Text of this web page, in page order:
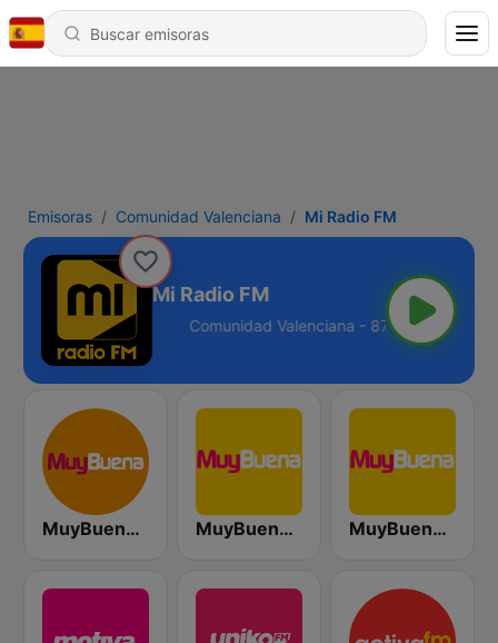
Emisoras Comunidad Valenciana Mi Radio FM
Mi Radio FM
- 87.7 FM
MuyBuena - Alicante MuyBuena Valencia MuyBuena Benidorm